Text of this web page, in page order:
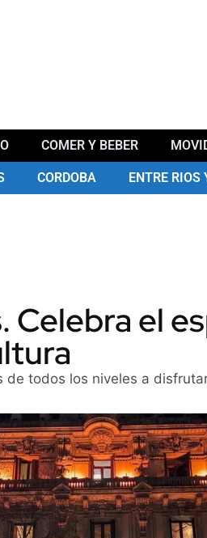
COMER Y BEBER
CORDOBA ENTRE RIOS
Celebra el
de todos los niveles a